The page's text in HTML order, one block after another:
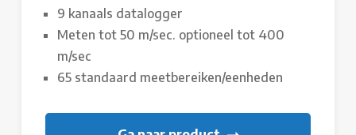
9 kanaals datalogger
Meten tot 50 m/sec. optioneel tot 400
m/sec
65 standaard meetbereiken/eenheden